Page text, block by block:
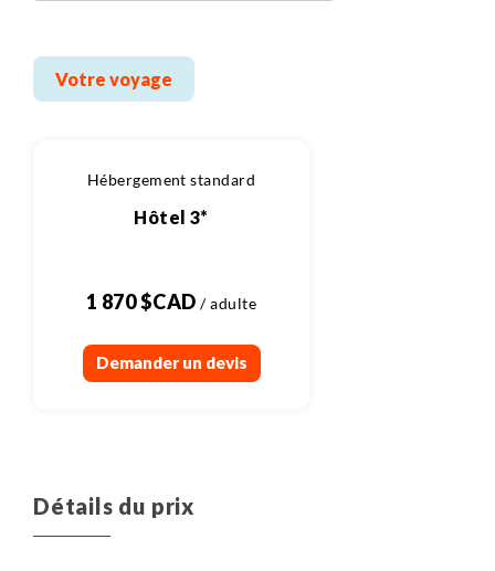
Votre voyage
Hébergement standard
Hôtel 3*
1 870 $CAD
Demander un devis
Détails du prix